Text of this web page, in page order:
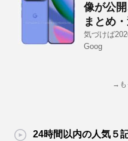
像が公
まとめ
気づけば
Goog
→も
24時間以内の人気５